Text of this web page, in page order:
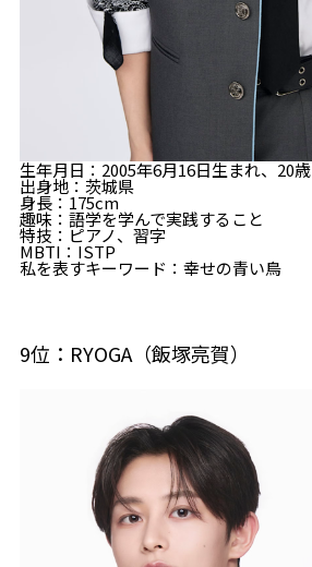
生年月日：2005年6月16日生まれ、20歳
出身地：茨城県
身長：175cm
趣味：語学を学んで実践すること
特技：ピアノ、習字
MBTI：ISTP
私を表すキーワード：幸せの青い鳥
9位：RYOGA（飯塚亮賀）